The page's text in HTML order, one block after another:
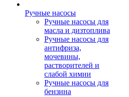
Ручные насосы
Ручные насосы для
масла и дизтоплива
Ручные насосы для
антифриза,
мочевины,
растворителей и
слабой химии
Ручные насосы для
бензина